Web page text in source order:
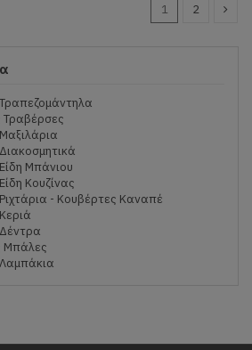
1 2
Τραβέρσες
Μπάνιου
Κουζίνας
- Κουβέρτες Καναπέ
Μπάλες